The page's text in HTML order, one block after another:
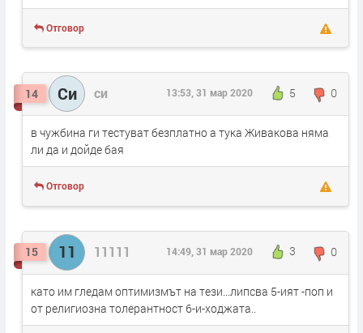
Отговор
14 Си си 5 0
13:53, 31 мар 2020
в чужбина ги тестуват безплатно а тука Живакова няма
ли да и дойде бая
Отговор
15 11 11111 3 0
14:49, 31 мар 2020
като им гледам оптимизмът на тези...липсва 5-ият -поп и
от религиозна толерантност 6-и-ходжата..